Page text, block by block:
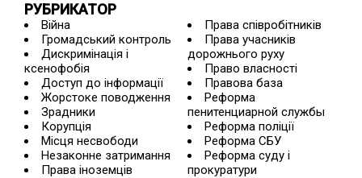
РУБРИКАТОР
Війна
Громадський контроль
Дискримінація і
ксенофобія
Доступ до інформації
Жорстоке поводження
Зрадники
Корупція
Місця несвободи
Незаконне затримання
Права іноземців
Права співробітників
Права учасників
дорожнього руху
Право власності
Правова база
Реформа
пенитенциарной службы
Реформа поліції
Реформа СБУ
Реформа суду і
прокуратури